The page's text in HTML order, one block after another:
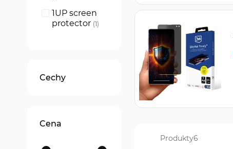
Produkty6
1UP screen
protector 1
produkt
Cechy
Cena